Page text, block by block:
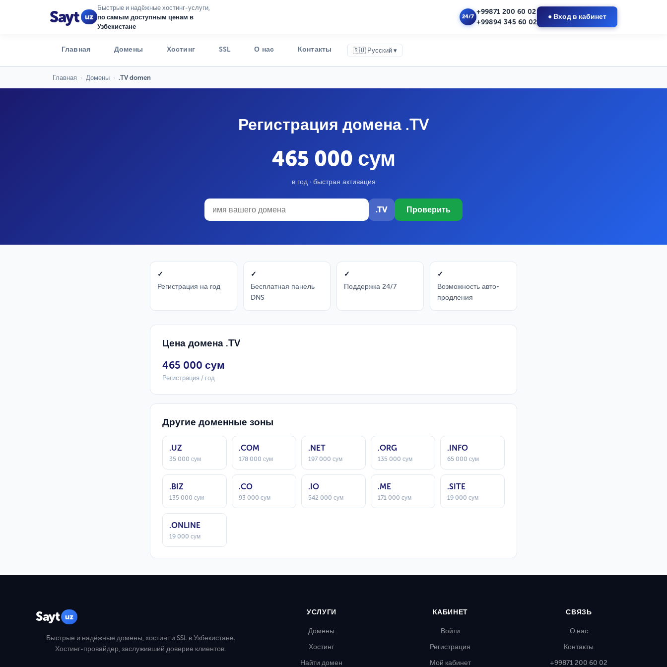
Sayt uz
Быстрые и надёжные хостинг-услуги,
по самым доступным ценам в
Узбекистане
24/7
+99871 200 60 02
+99894 345 60 02
● Вход в кабинет
Главная Домены Хостинг SSL О нас Контакты 🇷🇺 Русский ▾
Главная › Домены › .TV domen
Регистрация домена .TV
465 000 сум
в год · быстрая активация
.TV Проверить
✓
Регистрация на год
✓
Бесплатная панель
DNS
✓
Поддержка 24/7
✓
Возможность авто-
продления
Цена домена .TV
465 000 сум
Регистрация / год
Другие доменные зоны
.UZ
35 000 сум
.COM
178 000 сум
.NET
197 000 сум
.ORG
135 000 сум
.INFO
65 000 сум
.BIZ
135 000 сум
.CO
93 000 сум
.IO
542 000 сум
.ME
171 000 сум
.SITE
19 000 сум
.ONLINE
19 000 сум
Sayt uz
Быстрые и надёжные домены, хостинг и SSL в Узбекистане.
Хостинг-провайдер, заслуживший доверие клиентов.
УСЛУГИ
Домены
Хостинг
Найти домен
КАБИНЕТ
Войти
Регистрация
Мой кабинет
СВЯЗЬ
О нас
Контакты
+99871 200 60 02